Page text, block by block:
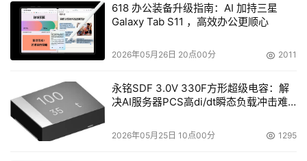
售达标情况、产品销售情况、客户维护情况、大区销售额及
达标率趋势分析等；地区经理需要了解销售达标情况、产品
销售情况、地区销售额及达标率趋势分析等；销售代表需要
势分析等等……
因此，从业务场景综合来看，医药行业企业在部署BI项目
时，应重点从销售、运营、市场、财务等4大应用场景展开
618 办公装备升级指南：AI 加持三星
Galaxy Tab S11 ，高效办公更顺心
2026年05月26日 20点00分 2011
永铭SDF 3.0V 330F方形超级电容：解
决AI服务器PCS高di/dt瞬态负载冲击难
2026年05月25日 10点00分 1295